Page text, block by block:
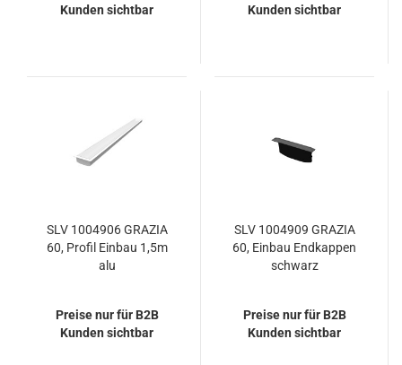
Kunden sichtbar
Kunden sichtbar
SLV 1004906 GRAZIA
60, Profil Einbau 1,5m
alu
Preise nur für B2B
Kunden sichtbar
SLV 1004909 GRAZIA
60, Einbau Endkappen
schwarz
Preise nur für B2B
Kunden sichtbar